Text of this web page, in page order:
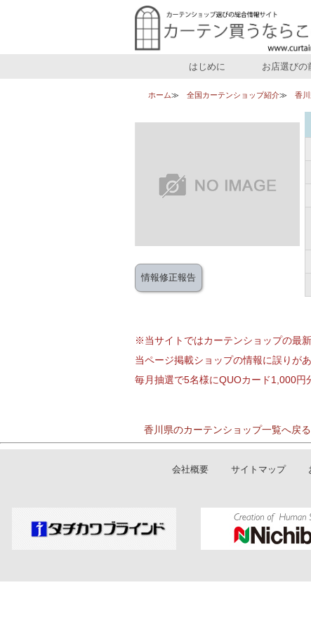
はじめに お店選びの
ホーム 全国カーテンショップ紹介 香
情報修正報告
※当サイトではカーテンショップの最
当ページ掲載ショップの情報に誤りが
毎月抽選で5名様にQUOカード1,000円
香川県のカーテンショップ一覧へ戻る
会社概要 サイトマップ